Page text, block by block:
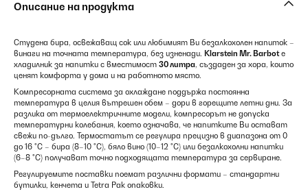
Описание на продукта
Студена бира, освежаващ сок или любимият Ви безалкохолен напиток –
винаги на точната температура, без изненади. Klarstein Mr. Barbotе
хладилник за напитки с вместимост 30 литра, създаден за хора, които
ценят комфорта у дома и на работното място.
Компресорната система за охлаждане поддържа постоянна
температура в целия вътрешен обем – дори в горещите летни дни. За
разлика от термоелектричните модели, компресорът не допуска
температурни колебания, което означава, че напитките Ви остават
свежи по-дълго. Термостатът се регулира прецизно в диапазона от 0
до 16 °C – бира (8–10 °C), бяло вино (10–12 °C) или безалкохолни напитки
(6–8 °C) получават точно подходящата температура за сервиране.
Регулируемите поставки поемат различни формати – стандартни
бутилки, кенчета и Tetra Pak опаковки.